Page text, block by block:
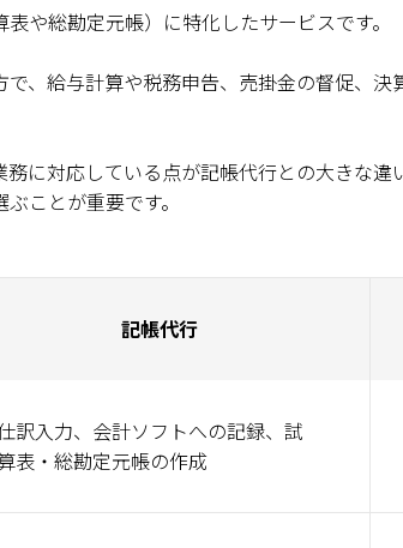
や総勘定元帳）に特化したサービスです。
、給与計算や税務申告、売掛金の督促、
に対応している点が記帳代行との大きな
ことが重要です。
記帳代行
訳入力、会計ソフトへの記録、試
表・総勘定元帳の作成